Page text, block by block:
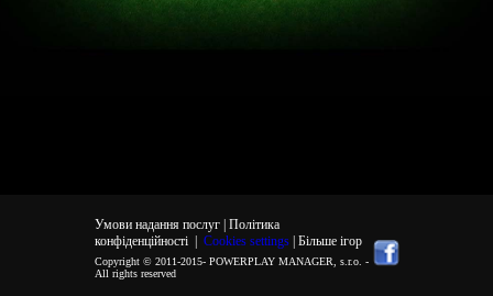
Умови надання послуг | Політика
конфіденційності| Cookies settings | Більше ігор
Copyright © 2011-2015- POWERPLAY MANAGER, s.r.o. -
All rights reserved